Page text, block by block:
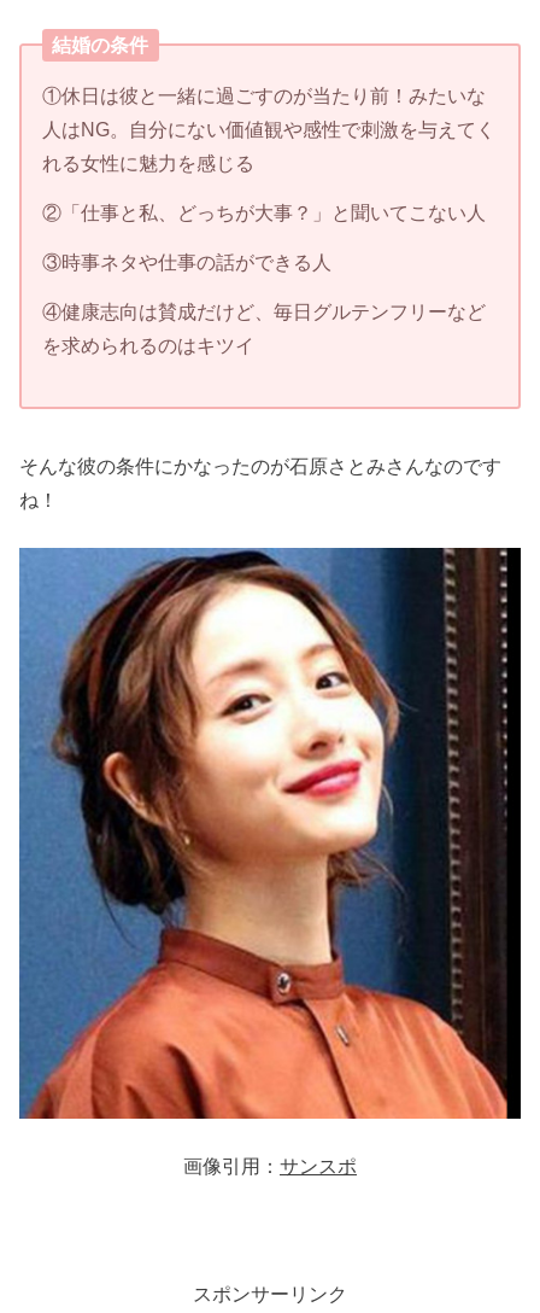
結婚の条件
①休日は彼と一緒に過ごすのが当たり前！みたいな
人はNG。自分にない価値観や感性で刺激を与えてく
れる女性に魅力を感じる
②「仕事と私、どっちが大事？」と聞いてこない人
③時事ネタや仕事の話ができる人
④健康志向は賛成だけど、毎日グルテンフリーなど
を求められるのはキツイ
そんな彼の条件にかなったのが石原さとみさんなのです
ね！
画像引用： サンスポ
スポンサーリンク